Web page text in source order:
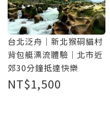
台北泛舟｜新北猴硐貓村
背包艇漂流體驗｜北市近
郊30分鐘抵達快樂
NT$1,500